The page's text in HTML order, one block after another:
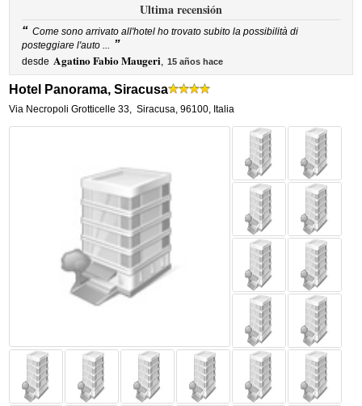
Ultima recensión
“ Come sono arrivato all'hotel ho trovato subito la possibilità di
posteggiare l'auto ... ”
desde Agatino Fabio Maugeri, 15 años hace
Hotel Panorama, Siracusa
Via Necropoli Grotticelle 33, Siracusa,96100, Italia